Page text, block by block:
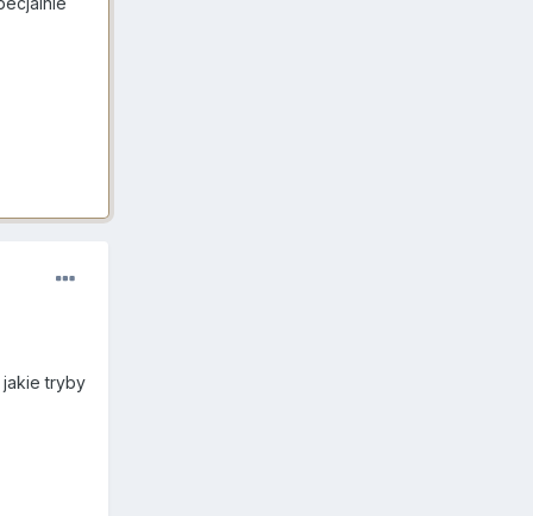
jakie tryby